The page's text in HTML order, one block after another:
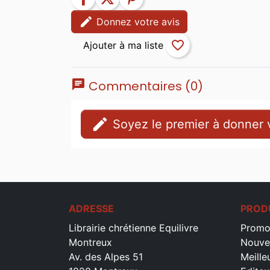
edit Donnez votre avis
favorite_border
chat Commentaires (0)
edit Soyez le premier à donner
ADRESSE
Librairie chrétienne Equilivre
Montreux
Av. des Alpes 51